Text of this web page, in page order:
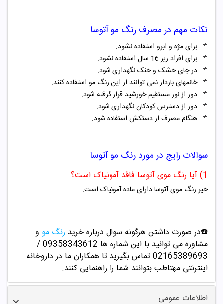
نکات مهم در مصرف رنگ مو آتوسا
📌 برای مژه و ابرو استفاده نشود.
📌 برای افراد زیر 16 سال استفاده نشود.
📌 در جای خشک و خنک نگهداری شود.
📌خانمهای باردار نمی توانند از این رنگ مو استفاده کنند.
📌 دور از نور مستقیم خورشید قرار گرفته شود.
📌 دور از دسترس کودکان نگهداری شود.
📌 هنگام مصرف از دستکش استفاده شود.
سوالات رایج در مورد رنگ مو آتوسا
1) آیا رنگ موی آتوسا فاقد آمونیاک است؟
خیر رنگ موی آتوسا دارای ماده آمونیاک است.
☎️در صورت داشتن هرگونه سوال درباره خرید رنگ مو و
مشاوره می توانید با این شماره ها 09358343612 /
02165389693تماس بگیرید تا همکاران ما در داروخانه
اینترنتی مهتاطب بتوانند شما را راهنمایی کنند.
اطلاعات عمومی